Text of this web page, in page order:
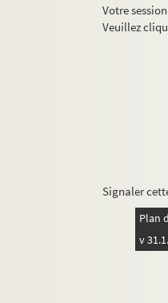
Votre
Veuillez
Signaler
Plan
v